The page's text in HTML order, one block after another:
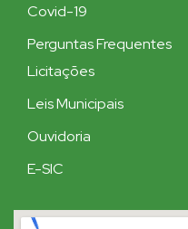
Covid-19
Perguntas Frequentes
Licitações
Leis Municipais
Ouvidoria
E-SIC